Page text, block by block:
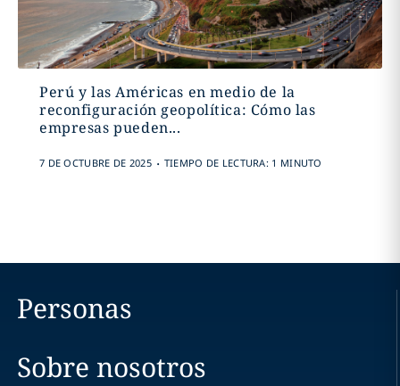
Perú y las Américas en medio de la
reconfiguración geopolítica: Cómo las
empresas pueden...
7 DE OCTUBRE DE 2025 . TIEMPO DE LECTURA: 1 MINUTO
Personas
Sobre nosotros